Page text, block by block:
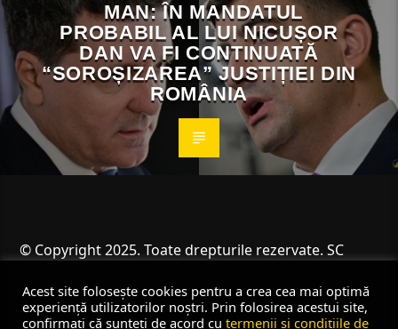
MAN: ÎN MANDATUL
PROBABIL AL LUI NICUȘOR
DAN VA FI CONTINUATĂ
“SOROȘIZAREA” JUSTIȚIEI DIN
ROMÂNIA
© Copyright 2025. Toate drepturile rezervate. SC
Acest site folosește cookies pentru a crea cea mai optimă
experiență utilizatorilor noștri. Prin folosirea acestui site,
confirmați că sunteți de acord cu termenii și condițiile de